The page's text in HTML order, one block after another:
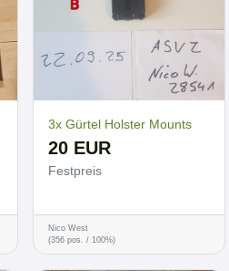
3x Gürtel Holster Mounts
20 EUR
Festpreis
Nico West
(356 pos. / 100%)